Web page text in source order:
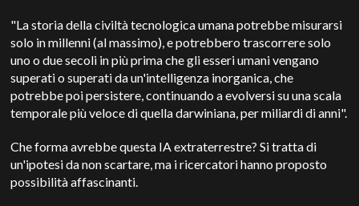
"La storia della civiltà tecnologica umana potrebbe misurarsi
solo in millenni (al massimo), e potrebbero trascorrere solo
uno o due secoli in più prima che gli esseri umani vengano
superati o superati da un'intelligenza inorganica, che
potrebbe poi persistere, continuando a evolversi su una scala
temporale più veloce di quella darwiniana, per miliardi di anni".
Che forma avrebbe questa IA extraterrestre?Si tratta di
un'ipotesi da non scartare, ma i ricercatori hanno proposto
possibilità affascinanti.